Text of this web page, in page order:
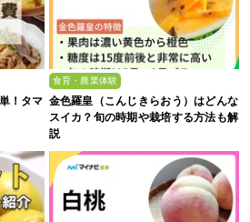
！タマ
食育・農業体験
金色羅皇（こんじきらおう）はどんな
スイカ？旬の時期や栽培する方法も解
説